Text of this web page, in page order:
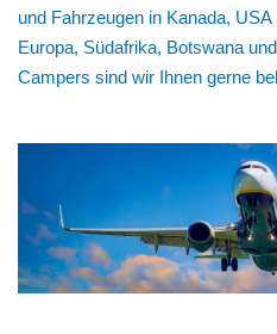
und Fahrzeugen in Kanada,
Europa, Südafrika, Botswana
Campers sind wir Ihnen gerne